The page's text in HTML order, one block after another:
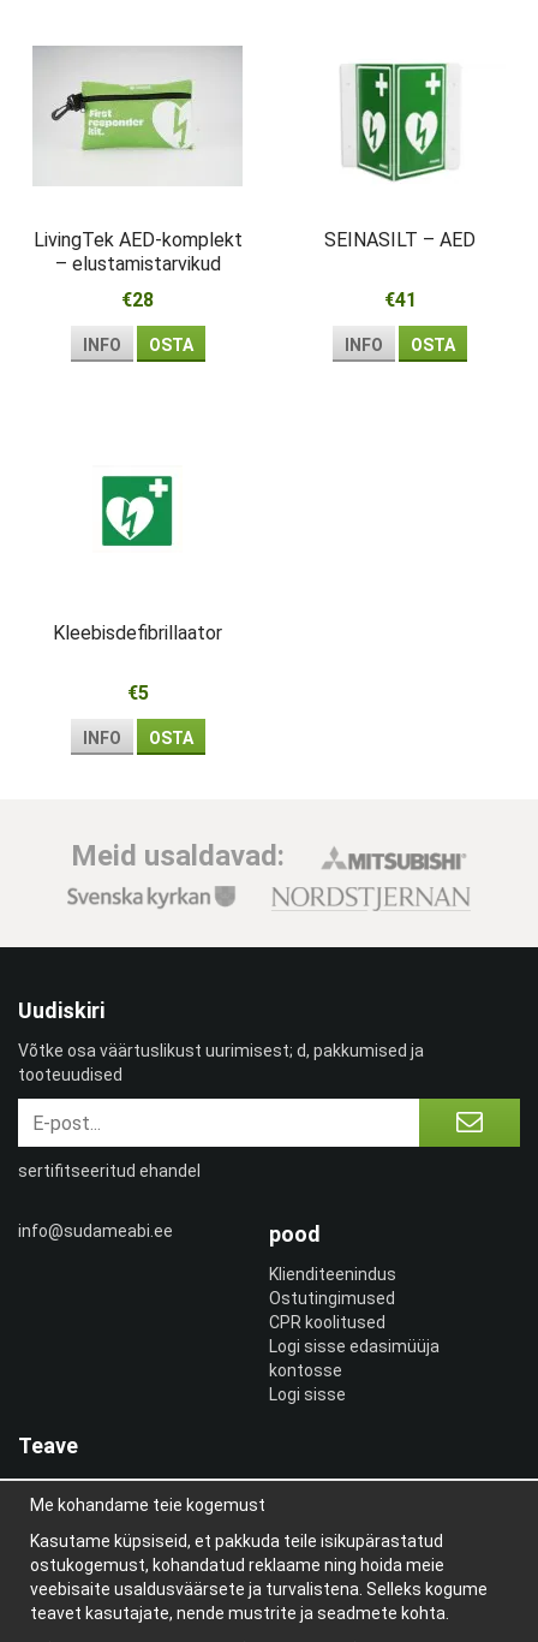
LivingTek AED-komplekt
– elustamistarvikud
esmareageerijale
€28
INFO OSTA
SEINASILT – AED
€41
INFO OSTA
Kleebisdefibrillaator
€5
INFO OSTA
Meid usaldavad:
info@sudameabi.ee pood
Klienditeenindus
Ostutingimused
CPR koolitused
Logi sisse edasimüüja
kontosse
Logi sisse
Teave
Meist
uudiskiri
Teave küpsiste kohta
Blogi
Uudiskiri
Võtke osa väärtuslikust uurimisest; d, pakkumised ja
tooteuudised
sertifitseeritud ehandel
Me kohandame teie kogemust
Kasutame küpsiseid, et pakkuda teile isikupärastatud
ostukogemust, kohandatud reklaame ning hoida meie
veebisaite usaldusväärsete ja turvalistena. Selleks kogume
teavet kasutajate, nende mustrite ja seadmete kohta.